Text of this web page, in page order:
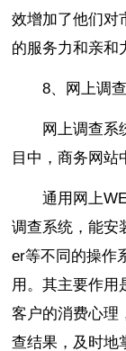
效增加了他们对
的服务力和亲和
8、网上调
网上调查系
目中，商务网站
通用网上
调查系统，能安
er等不同的操作
用。其主要作用
客户的消费心理
查结果，及时地